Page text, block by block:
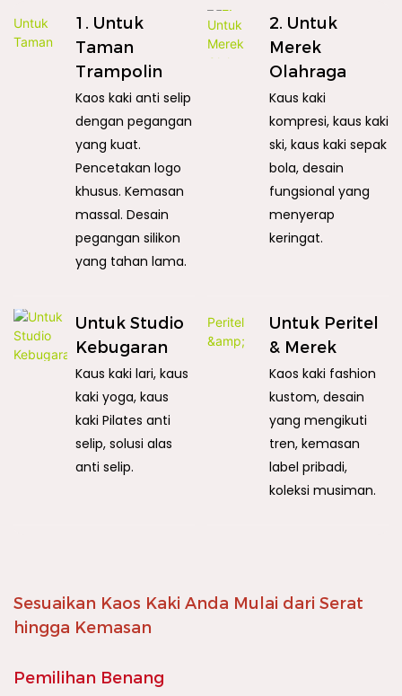
1. Untuk
Taman
Trampolin
Kaos kaki anti selip
dengan pegangan
yang kuat.
Pencetakan logo
khusus. Kemasan
massal. Desain
pegangan silikon
yang tahan lama.
2. Untuk
Merek
Olahraga
Kaus kaki
kompresi, kaus kaki
ski, kaus kaki sepak
bola, desain
fungsional yang
menyerap
keringat.
Untuk Studio
Kebugaran
Kaus kaki lari, kaus
kaki yoga, kaus
kaki Pilates anti
selip, solusi alas
anti selip.
Untuk Peritel
& Merek
Kaos kaki fashion
kustom, desain
yang mengikuti
tren, kemasan
label pribadi,
koleksi musiman.
Sesuaikan Kaos Kaki Anda Mulai dari Serat
hingga Kemasan
Pemilihan Benang